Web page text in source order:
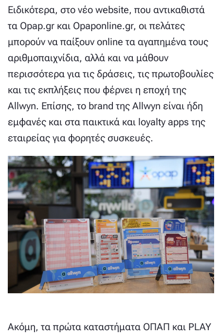
Ειδικότερα, στο νέο website, που αντικαθιστά
τα Opap.gr και Opaponline.gr, οι πελάτες
μπορούν να παίξουν online τα αγαπημένα τους
αριθμοπαιχνίδια, αλλά και να μάθουν
περισσότερα για τις δράσεις, τις πρωτοβουλίες
και τις εκπλήξεις που φέρνει η εποχή της
Allwyn. Επίσης, το brand της Allwyn είναι ήδη
εμφανές και στα παικτικά και loyalty apps της
εταιρείας για φορητές συσκευές.
Ακόμη, τα πρώτα καταστήματα ΟΠΑΠ και PLAY